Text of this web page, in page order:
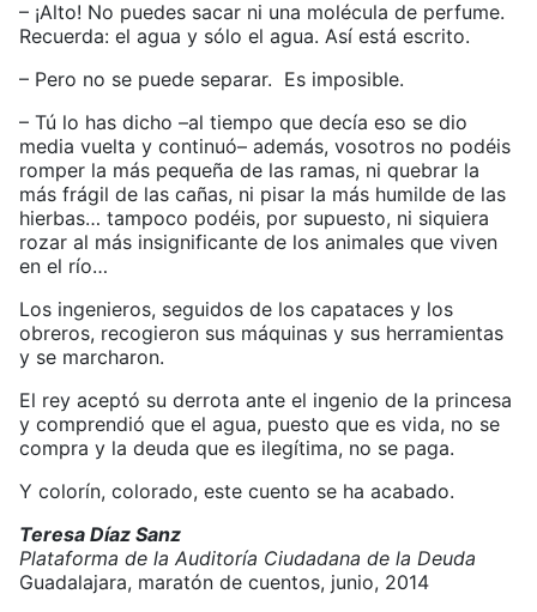
– ¡Alto! No puedes sacar ni una molécula de perfume.
Recuerda: el agua y sólo el agua. Así está escrito.
– Pero no se puede separar. Es imposible.
– Tú lo has dicho –al tiempo que decía eso se dio
media vuelta y continuó– además, vosotros no podéis
romper la más pequeña de las ramas, ni quebrar la
más frágil de las cañas, ni pisar la más humilde de las
hierbas… tampoco podéis, por supuesto, ni siquiera
rozar al más insignificante de los animales que viven
en el río…
Los ingenieros, seguidos de los capataces y los
obreros, recogieron sus máquinas y sus herramientas
y se marcharon.
El rey aceptó su derrota ante el ingenio de la princesa
y comprendió que el agua, puesto que es vida, no se
compra y la deuda que es ilegítima, no se paga.
Y colorín, colorado, este cuento se ha acabado.
Teresa Díaz Sanz
Plataforma de la Auditoría Ciudadana de la Deuda
Guadalajara, maratón de cuentos, junio, 2014